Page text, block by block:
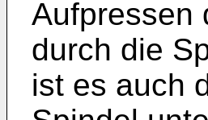
Aufpressen
durch die
ist es auch